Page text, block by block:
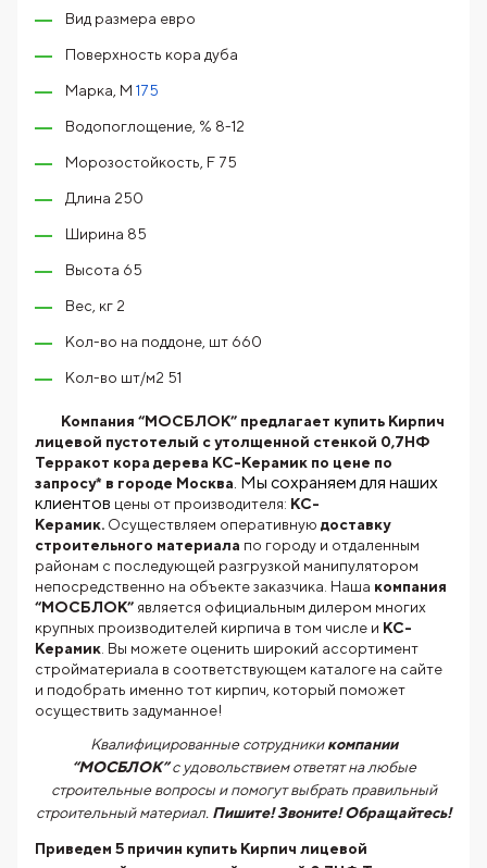
Вид размера евро
Поверхность кора дуба
Марка, М 175
Водопоглощение, % 8-12
Морозостойкость, F 75
Длина 250
Ширина 85
Высота 65
Вес, кг 2
Кол-во на поддоне, шт 660
Кол-во шт/м2 51
Компания “МОСБЛОК” предлагает купить Кирпич
лицевой пустотелый с утолщенной стенкой 0,7НФ
Терракот кора дерева КС-Керамик по цене по
запросу* в городе Москва. Мы сохраняем для наших
клиентов цены от производителя: КС-
Керамик. Осуществляем оперативную доставку
строительного материала по городу и отдаленным
районам с последующей разгрузкой манипулятором
непосредственно на объекте заказчика. Наша компания
“МОСБЛОК” является официальным дилером многих
крупных производителей кирпича в том числе и КС-
Керамик . Вы можете оценить широкий ассортимент
стройматериала в соответствующем каталоге на сайте
и подобрать именно тот кирпич, который поможет
осуществить задуманное!
Квалифицированные сотрудникикомпании
“МОСБЛОК”с удовольствием ответят на любые
строительные вопросы и помогут выбрать правильный
строительный материал. Пишите! Звоните! Обращайтесь!
Приведем 5 причин купить Кирпич лицевой